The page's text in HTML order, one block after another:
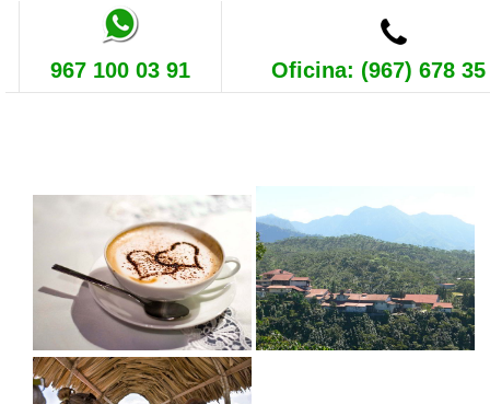
967 100 03 91 Oficina: (967) 678 35